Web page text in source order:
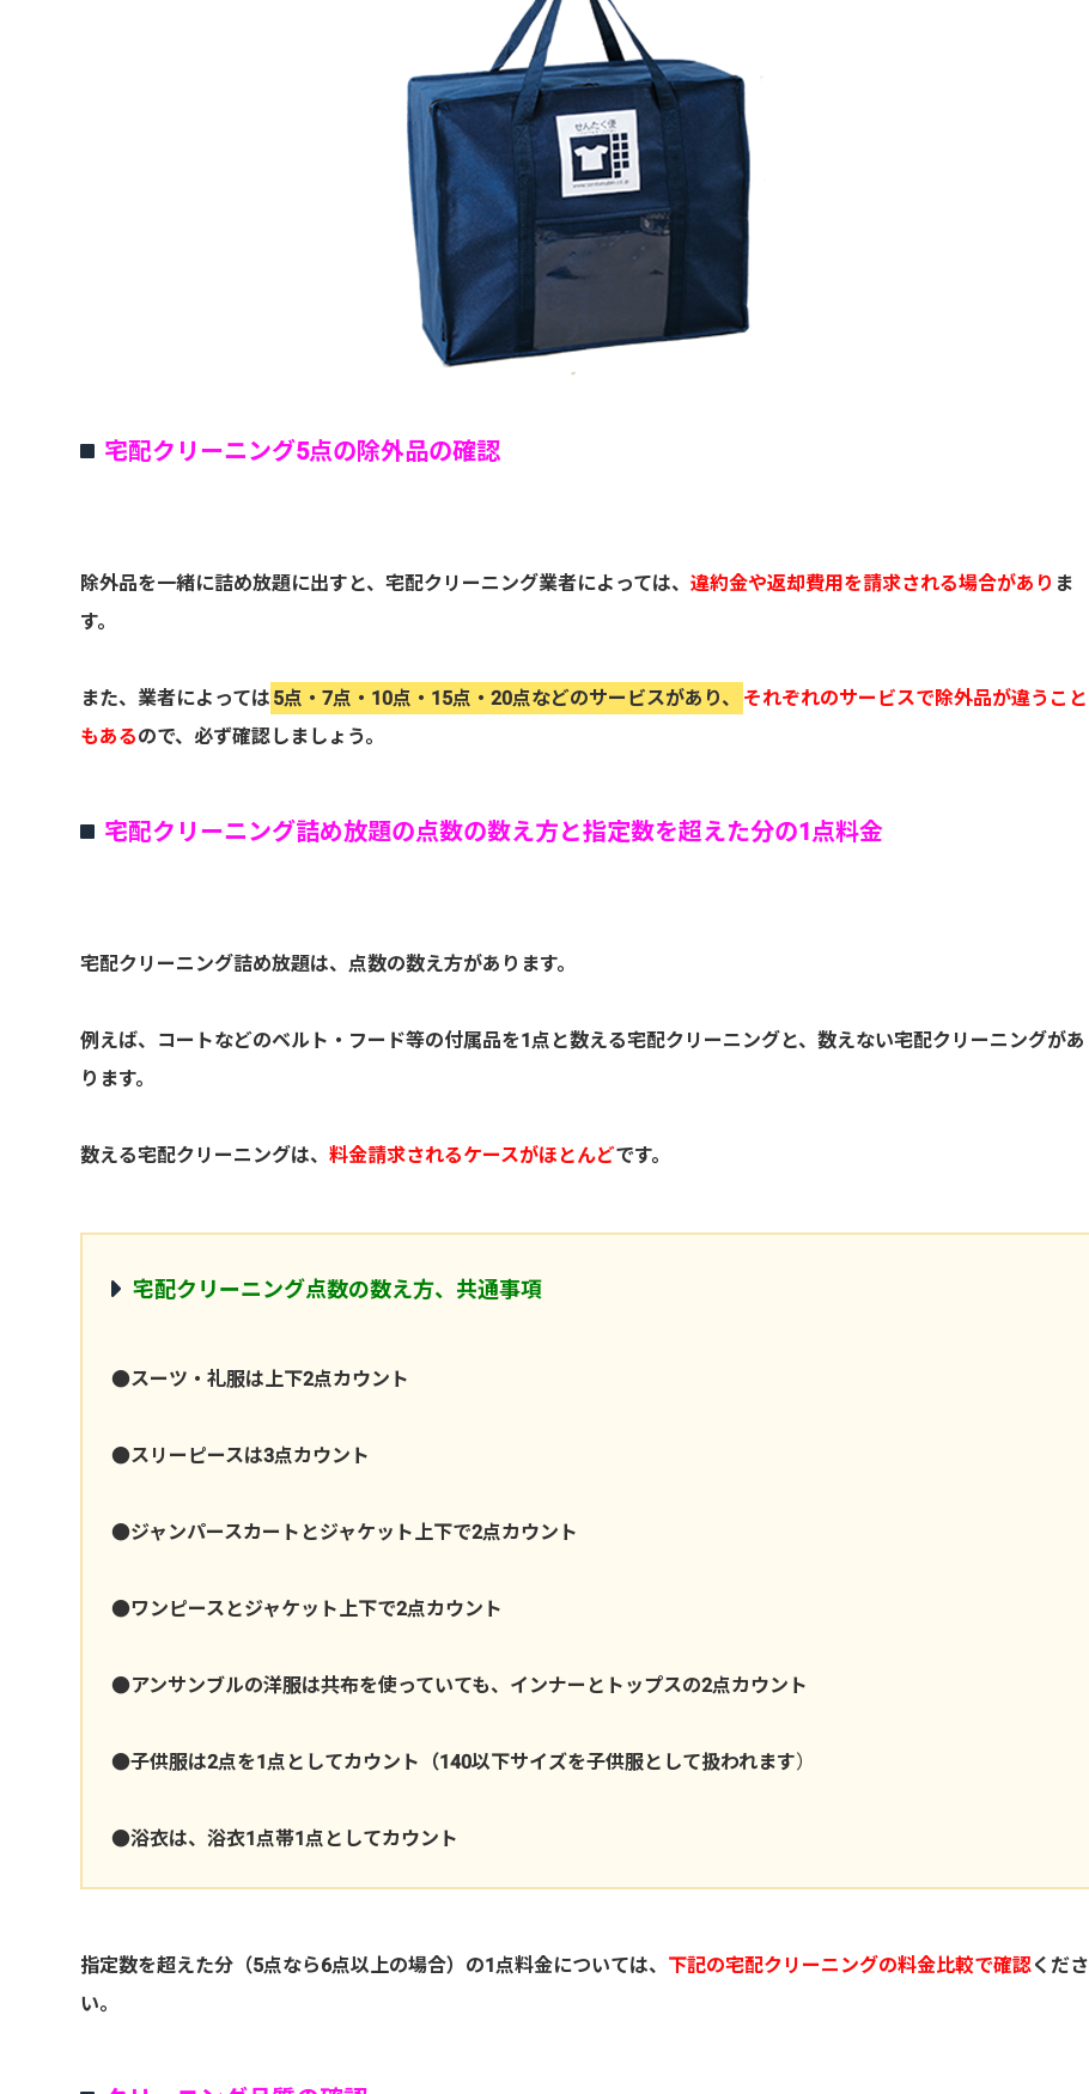
宅配クリーニング5点の除外品の確認
除外品を一緒に詰め放題に出すと、宅配クリーニング業者によっては、違約金や返却費用を請求される場合があり ま
す。
また、業者によっては5点・7点・10点・15点・20点などのサービスがあり、 それぞれのサービスで除外品が違うこと
もあるので、必ず確認しましょう。
宅配クリーニング詰め放題の点数の数え方と指定数を超えた分の1点料金
宅配クリーニング詰め放題は、点数の数え方があります。
例えば、コートなどのベルト・フード等の付属品を1点と数える宅配クリーニングと、数えない宅配クリーニングがあ
ります。
数える宅配クリーニングは、料金請求されるケースがほとんどです。
宅配クリーニング点数の数え方、共通事項
●スーツ・礼服は上下2点カウント
●スリーピースは3点カウント
●ジャンパースカートとジャケット上下で2点カウント
●ワンピースとジャケット上下で2点カウント
●アンサンブルの洋服は共布を使っていても、インナーとトップスの2点カウント
●子供服は2点を1点としてカウント（140以下サイズを子供服として扱われます）
●浴衣は、浴衣1点帯1点としてカウント
指定数を超えた分（5点なら6点以上の場合）の1点料金については、 下記の宅配クリーニングの料金比較で確認くださ
い。